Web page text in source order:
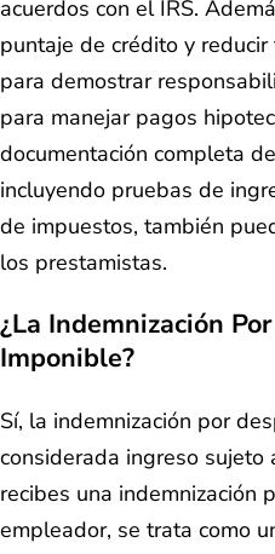
acuerdos con el IRS.
puntaje de crédito y
para demostrar
para manejar pagos
documentación completa
incluyendo pruebas de
de impuestos, también
los prestamistas.
¿La Indemnización
Imponible?
Sí, la indemnización por
considerada ingreso sujeto
recibes una indemnización
empleador, se trata como